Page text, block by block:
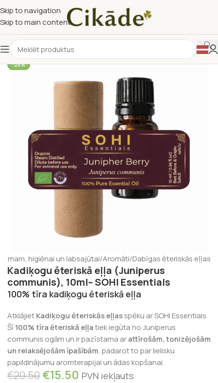
Skip to navigation
Skip to main content
-24%
higiēnai un labsajūtai/Aromāti/Dabīgas ēteriskās eļļas
Kadiķogu ēteriskā eļļa (Juniperus
communis), 10ml– SOHI Essentials
100% tīra kadiķogu ēteriskā eļļa
AtklājietKadiķogu ēteriskās eļļasspēku ar SOHI Essentials.
Šī100% tīra ēteriskā eļļatiek iegūta no Juniperus
communis ogām un ir pazīstama arattīrošām, tonizējošām
un relaksējošām īpašībām, padarot to par lielisku
papildinājumu aromterapijai un ādas kopšanai.
€20.50 €15.50 PVN iekļauts